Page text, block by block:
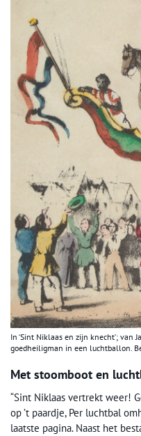
In ‘Sint Niklaas en zijn knecht’; van
goedheiligman in een luchtballon.
Met stoomboot en
“Sint Niklaas vertrekt weer!
op ’t paardje, Per luchtbal
laatste pagina. Naast het